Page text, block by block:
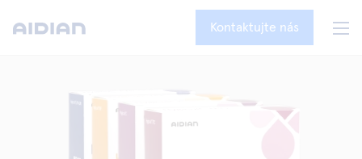
Kontaktujte nás